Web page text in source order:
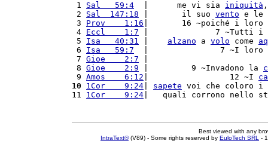
1 Sal   59:4
  |      me vi sia
iniquità
2 Sal  147:18 |       il suo vento e le
3 Prov    1:16 |       16 ~poiché i loro
4 Eccl    1:7 |              7 ~Tutti i
5 Isa   40:31 alzano a volo come
6 Isa   59:7
  |               7 ~I loro
7 Gioe    2:7
8 Gioe    2:9 |         9 ~Invadono la
9 Amos    6:12 |                 12 ~I
10
1Cor    9:24 sapete voi che coloro
11 1Cor    9:24 |   quali corrono nello
Best viewed with any
IntraText®(V89) - Some rights reserved by EuloTech SRL -